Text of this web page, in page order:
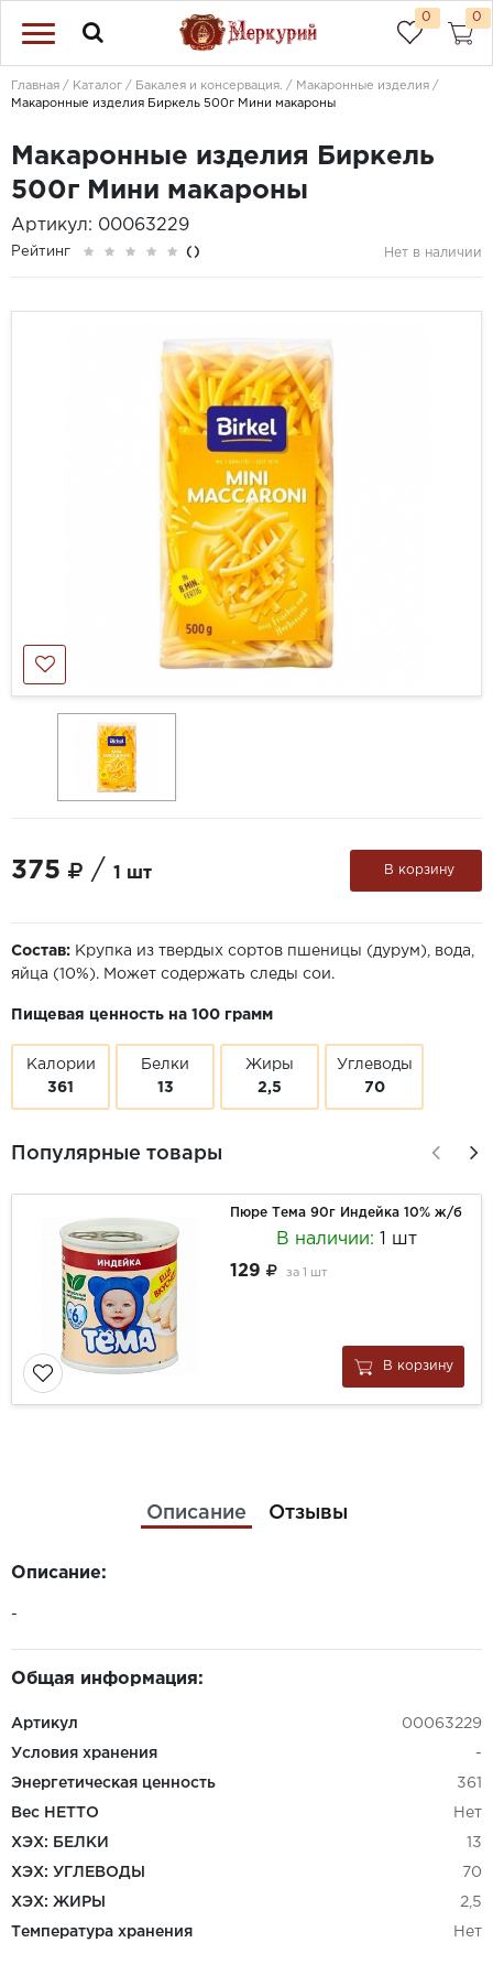
0 0
Главная Каталог Бакалея и консервация.
Макаронные изделия
Макаронные изделия Биркель 500г Мини макароны
Макаронные изделия Биркель
500г Мини макароны
Артикул: 00063229
Рейтинг () Нет в наличии
375 / 1 шт В корзину
Состав: Крупка из твердых сортов пшеницы (дурум), вода,
яйца (10%). Может содержать следы сои.
Пищевая ценность на 100 грамм
Калории
361
Белки
13
Жиры
2,5
Углеводы
70
Популярные товары
Пюре Тема 90г Индейка 10% ж/б
В наличии:
1 шт
129
за 1 шт
В корзину
Описание Отзывы
Описание:
-
Общая информация:
Артикул 00063229
Условия хранения -
Энергетическая ценность 361
Вес НЕТТО Нет
ХЭХ: БЕЛКИ 13
ХЭХ: УГЛЕВОДЫ 70
ХЭХ: ЖИРЫ 2,5
Температура хранения Нет